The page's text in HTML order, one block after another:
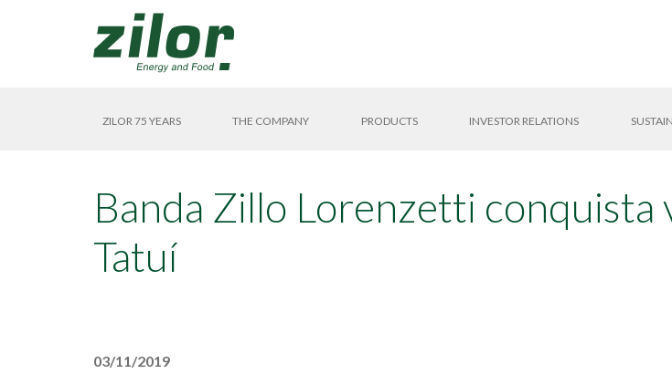
ZILOR 75 YEARS THE COMPANY PRODUCTS INVESTOR RELATIONS
Banda Zillo Lorenzetti conquista
Tatuí
03/11/2019